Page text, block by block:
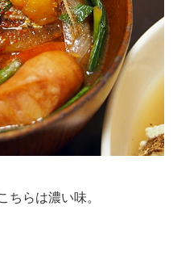
ちらは濃い味。